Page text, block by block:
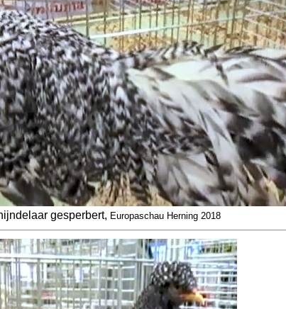
gesperbert, Europaschau Herning 2018